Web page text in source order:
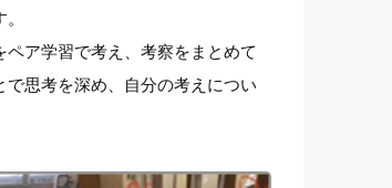
ア学習で考え、考察をまとめて
思考を深め、自分の考えについ